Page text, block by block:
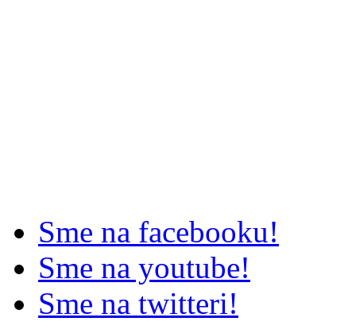
Sme na facebooku!
Sme na youtube!
Sme na twitteri!